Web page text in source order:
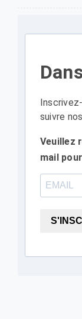
suivre
Veuillez
mail